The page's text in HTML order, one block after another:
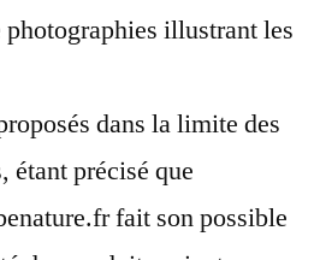
illustrant les
dans la limite des
étant précisé que
fait son possible